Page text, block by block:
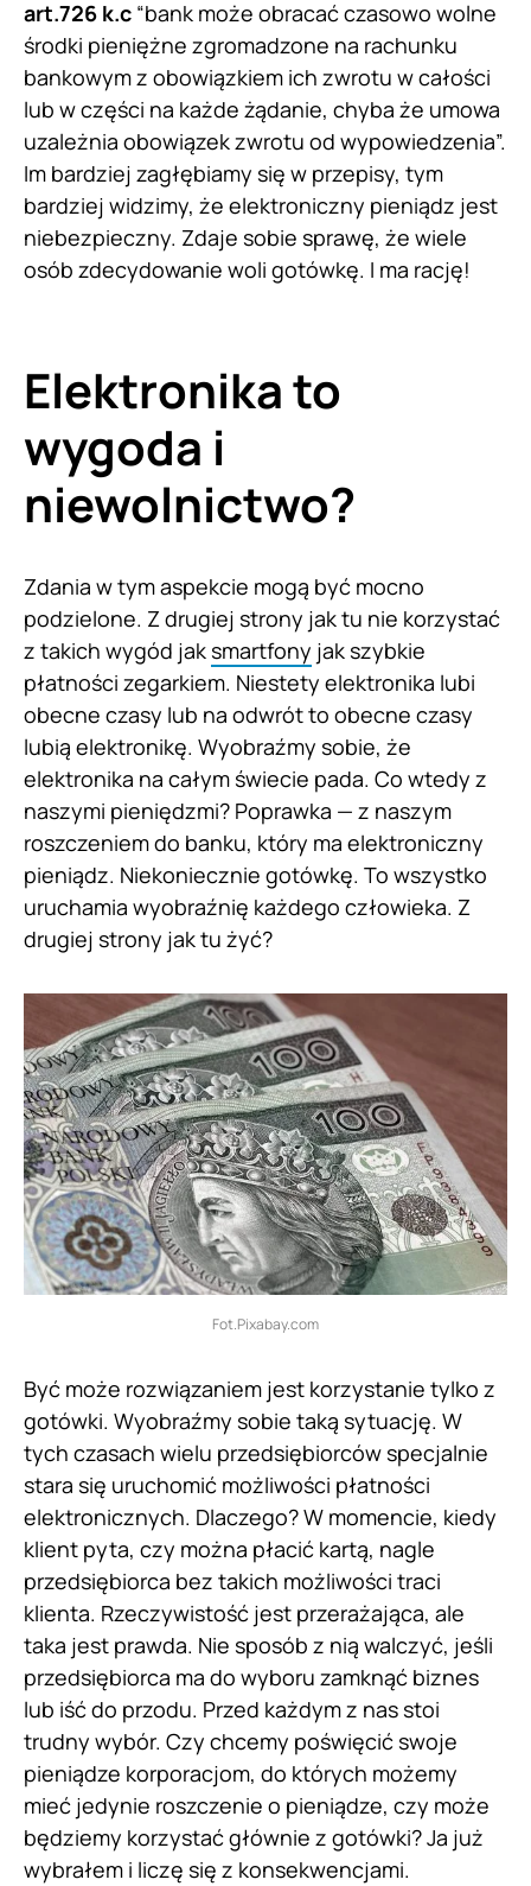
art.726 k.c “bank może obracać czasowo wolne
środki pieniężne zgromadzone na rachunku
bankowym z obowiązkiem ich zwrotu w całości
lub w części na każde żądanie, chyba że umowa
uzależnia obowiązek zwrotu od wypowiedzenia”.
Im bardziej zagłębiamy się w przepisy, tym
bardziej widzimy, że elektroniczny pieniądz jest
niebezpieczny. Zdaje sobie sprawę, że wiele
osób zdecydowanie woli gotówkę. I ma rację!
Elektronika to
wygoda i
niewolnictwo?
Zdania w tym aspekcie mogą być mocno
podzielone. Z drugiej strony jak tu nie korzystać
z takich wygód jaksmartfony jak szybkie
płatności zegarkiem. Niestety elektronika lubi
obecne czasy lub na odwrót to obecne czasy
lubią elektronikę. Wyobraźmy sobie, że
elektronika na całym świecie pada. Co wtedy z
naszymi pieniędzmi? Poprawka — z naszym
roszczeniem do banku, który ma elektroniczny
pieniądz. Niekoniecznie gotówkę. To wszystko
uruchamia wyobraźnię każdego człowieka. Z
drugiej strony jak tu żyć?
Fot.Pixabay.com
Być może rozwiązaniem jest korzystanie tylko z
gotówki. Wyobraźmy sobie taką sytuację. W
tych czasach wielu przedsiębiorców specjalnie
stara się uruchomić możliwości płatności
elektronicznych. Dlaczego? W momencie, kiedy
klient pyta, czy można płacić kartą, nagle
przedsiębiorca bez takich możliwości traci
klienta. Rzeczywistość jest przerażająca, ale
taka jest prawda. Nie sposób z nią walczyć, jeśli
przedsiębiorca ma do wyboru zamknąć biznes
lub iść do przodu. Przed każdym z nas stoi
trudny wybór. Czy chcemy poświęcić swoje
pieniądze korporacjom, do których możemy
mieć jedynie roszczenie o pieniądze, czy może
będziemy korzystać głównie z gotówki? Ja już
wybrałem i liczę się z konsekwencjami.